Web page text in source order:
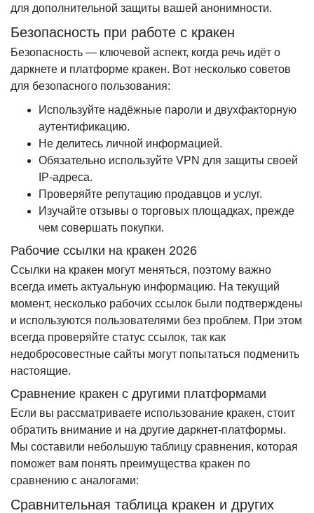
для дополнительной защиты вашей анонимности.
Безопасность при работе с кракен
Безопасность — ключевой аспект, когда речь идёт о
даркнете и платформе кракен. Вот несколько советов
для безопасного пользования:
Используйте надёжные пароли и двухфакторную
аутентификацию.
Не делитесь личной информацией.
Обязательно используйте VPN для защиты своей
IP-адреса.
Проверяйте репутацию продавцов и услуг.
Изучайте отзывы о торговых площадках, прежде
чем совершать покупки.
Рабочие ссылки на кракен 2026
Ссылки на кракен могут меняться, поэтому важно
всегда иметь актуальную информацию. На текущий
момент, несколько рабочих ссылок были подтверждены
и используются пользователями без проблем. При этом
всегда проверяйте статус ссылок, так как
недобросовестные сайты могут попытаться подменить
настоящие.
Сравнение кракен с другими платформами
Если вы рассматриваете использование кракен, стоит
обратить внимание и на другие даркнет-платформы.
Мы составили небольшую таблицу сравнения, которая
поможет вам понять преимущества кракен по
сравнению с аналогами:
Сравнительная таблица кракен и других